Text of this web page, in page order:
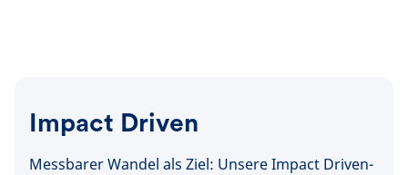
Impact Driven
Messbarer Wandel als Ziel: Unsere Impact Driven-